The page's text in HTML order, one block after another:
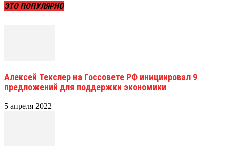
ЭТО ПОПУЛЯРНО
Алексей Текслер на Госсовете РФ инициировал 9
предложений для поддержки экономики
5 апреля 2022